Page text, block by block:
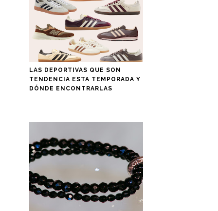
LAS DEPORTIVAS QUE SON
TENDENCIA ESTA TEMPORADA Y
DÓNDE ENCONTRARLAS